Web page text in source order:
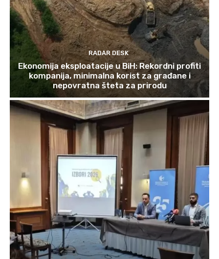
RADAR DESK
Ekonomija eksploatacije u BiH: Rekordni profiti
kompanija, minimalna korist za građane i
nepovratna šteta za prirodu